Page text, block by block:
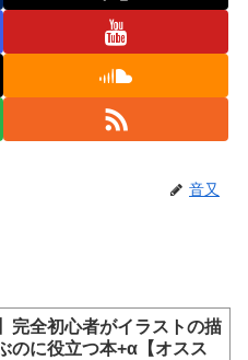
音又
完全初心者がイラストの描
のに役立つ本+α【オスス